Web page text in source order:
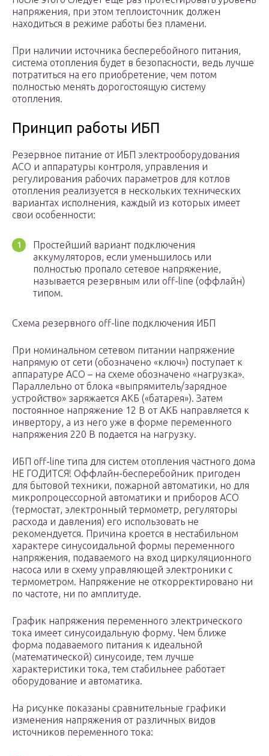
напряжения, при этом теплоисточник должен
находиться в режиме работы без пламени.
При наличии источника бесперебойного питания,
система отопления будет в безопасности, ведь лучше
потратиться на его приобретение, чем потом
полностью менять дорогостоящую систему
отопления.
Принцип работы ИБП
Резервное питание от ИБП электрооборудования
АСО и аппаратуры контроля, управления и
регулирования рабочих параметров для котлов
отопления реализуется в нескольких технических
вариантах исполнения, каждый из которых имеет
свои особенности:
Простейший вариант подключения
аккумуляторов, если уменьшилось или
полностью пропало сетевое напряжение,
называется резервным или off-line (оффлайн)
типом.
Схема резервного off-line подключения ИБП
При номинальном сетевом питании напряжение
напрямую от сети (обозначено «ключ») поступает к
аппаратуре АСО – на схеме обозначено «нагрузка».
Параллельно от блока «выпрямитель/зарядное
устройство» заряжается АКБ («батарея»). Затем
постоянное напряжение 12 В от АКБ направляется к
инвертору, а из него уже в форме переменного
напряжения 220 В подается на нагрузку.
ИБП off-line типа для систем отопления частного дома
НЕ ГОДИТСЯ! Оффлайн-бесперебойник пригоден
для бытовой техники, пожарной автоматики, но для
микропроцессорной автоматики и приборов АСО
(термостат, электронный термометр, регуляторы
расхода и давления) его использовать не
рекомендуется. Причина кроется в нестабильном
характере синусоидальной формы переменного
напряжения, подаваемого на вход циркуляционного
насоса или в схему управляющей электроники с
термометром. Напряжение не откорректировано ни
по частоте, ни по амплитуде.
График напряжения переменного электрического
тока имеет синусоидальную форму. Чем ближе
форма подаваемого питания к идеальной
(математической) синусоиде, тем лучше
характеристики тока, тем стабильнее работает
оборудование и автоматика.
На рисунке показаны сравнительные графики
изменения напряжения от различных видов
источников переменного тока: